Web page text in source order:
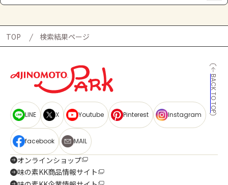
TOP 検索結果ページ
BACK TO TOP
LINE X Youtube Pinterest Instagram
facebook MAIL
オンラインショップ
味の素KK商品情報サイト